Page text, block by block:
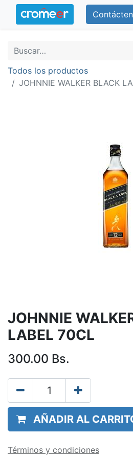
Todos los productos
JOHNNIE WALKER BLACK
JOHNNIE
LABEL 70CL
300.00 Bs.
AÑADIR AL
Términos y condiciones